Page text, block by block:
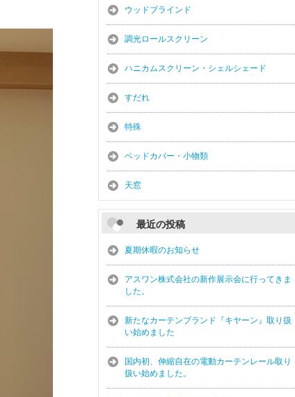
ウッドブラインド
調光ロールスクリーン
ハニカムスクリーン・シェルシェード
すだれ
特殊
ベッドカバー・小物類
天窓
最近の投稿
夏期休暇のお知らせ
アスワン株式会社の新作展示会に行ってきま
した。
新たなカーテンブランド『キヤーン』取り扱
い始めました
国内初、伸縮自在の電動カーテンレール取り
扱い始めました。